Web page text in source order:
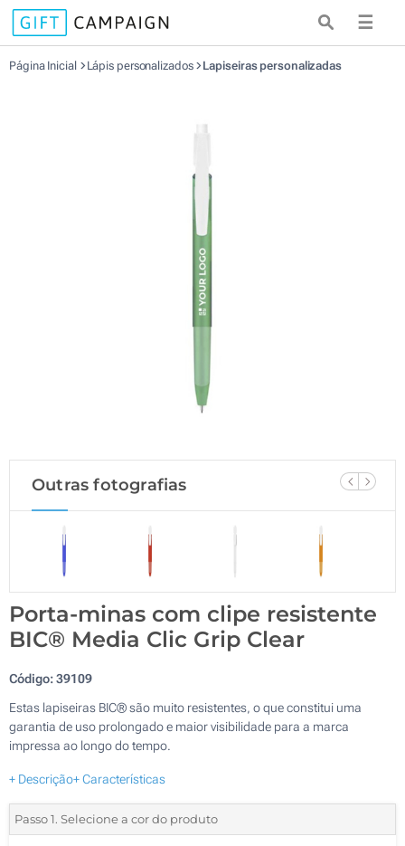
☰
Página Inicial Lápis personalizados Lapiseiras personalizadas
Outras fotografias
Porta-minas com clipe resistente
BIC® Media Clic Grip Clear
Código:39109
Estas lapiseiras BIC® são muito resistentes, o que constitui uma
garantia de uso prolongado e maior visibilidade para a marca
impressa ao longo do tempo.
+ Descrição+ Características
Passo 1. Selecione a cor do produto